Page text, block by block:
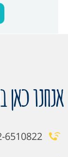
אנחנו
6510822